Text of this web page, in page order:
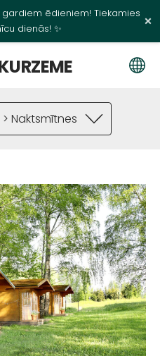
ēdieniem! Tiekamies
dienās! ✨
×
Naktsmītnes